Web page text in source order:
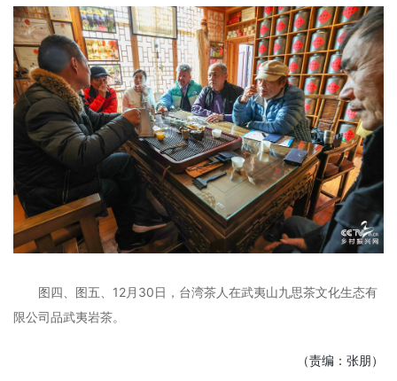
图四、图五、12月30日，台湾茶人在武夷山九思茶文化生态有
限公司品武夷岩茶。
（责编：张朋）